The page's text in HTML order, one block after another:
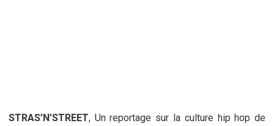
STRAS’N’STREET, Un reportage sur la culture hip hop de